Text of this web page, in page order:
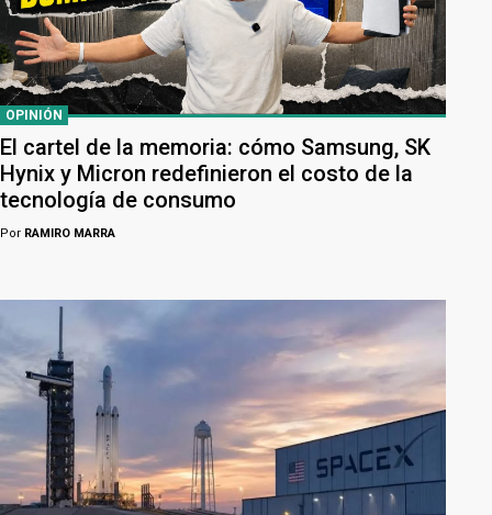
OPINIÓN
El cartel de la memoria: cómo Samsung, SK
Hynix y Micron redefinieron el costo de la
tecnología de consumo
Por RAMIRO MARRA